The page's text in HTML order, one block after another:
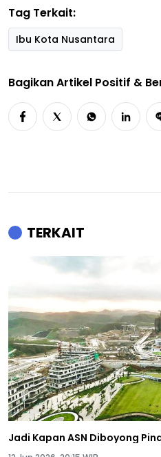
Tag Terkait:
Ibu Kota Nusantara
Bagikan Artikel Positif &
TERKAIT
Jadi Kapan ASN Diboyong